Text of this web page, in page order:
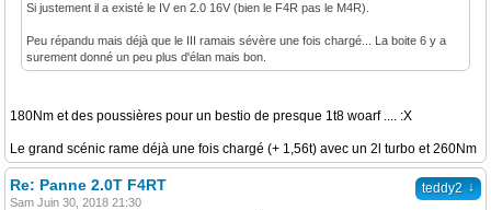
Si justement il a existé le IV en 2.0 16V (bien le F4R pas le M4R).
Peu répandu mais déjà que le III ramais sévère une fois chargé... La boite 6 y a
surement donné un peu plus d'élan mais bon.
180Nm et des poussières pour un bestio de presque 1t8 woarf .... :X
Le grand scénic rame déjà une fois chargé (+ 1,56t) avec un 2l turbo et 260Nm
teddy2 ↓
Re: Panne 2.0T F4RT
Sam Juin 30, 2018 21:30